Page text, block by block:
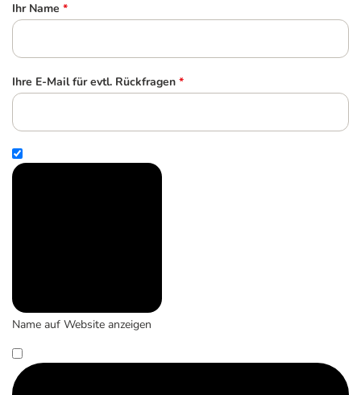
Ihr Name *
Ihre E-Mail für evtl. Rückfragen *
Name auf Website anzeigen